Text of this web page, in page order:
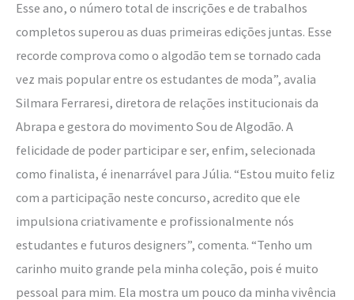
Esse ano, o número total de inscrições e de trabalhos
completos superou as duas primeiras edições juntas. Esse
recorde comprova como o algodão tem se tornado cada
vez mais popular entre os estudantes de moda”, avalia
Silmara Ferraresi, diretora de relações institucionais da
Abrapa e gestora do movimento Sou de Algodão. A
felicidade de poder participar e ser, enfim, selecionada
como finalista, é inenarrável para Júlia. “Estou muito feliz
com a participação neste concurso, acredito que ele
impulsiona criativamente e profissionalmente nós
estudantes e futuros designers”, comenta. “Tenho um
carinho muito grande pela minha coleção, pois é muito
pessoal para mim. Ela mostra um pouco da minha vivência